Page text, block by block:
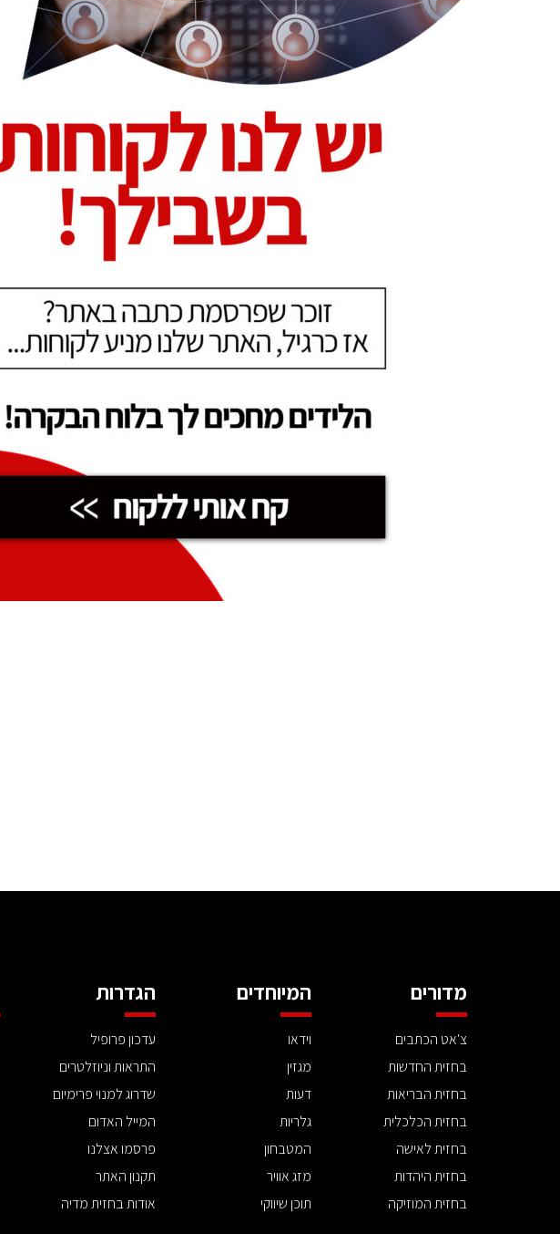
מדורים
צ'אט הכתבים
בחזית החדשות
בחזית הבריאות
בחזית הכלכלית
בחזית לאישה
בחזית היהדות
בחזית המוזיקה
המיוחדים
וידאו
מגזין
דעות
גלריות
המטבחון
מזג אוויר
תוכן שיווקי
הגדרות
עדכון פרופיל
התראות וניוזלטרים
שדרוג למנוי פרימיום
המייל האדום
פרסמו אצלנו
תקנון האתר
אודות בחזית מדיה